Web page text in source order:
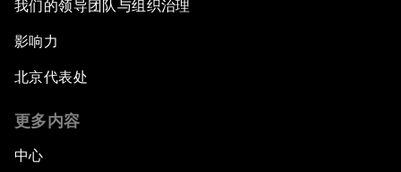
我们的领导团队与组织治理
影响力
北京代表处
更多内容
中心